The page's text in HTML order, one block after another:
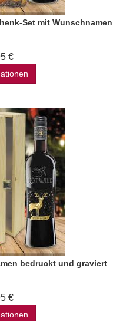
Set mit Wunschnamen
€
bedruckt und graviert
€